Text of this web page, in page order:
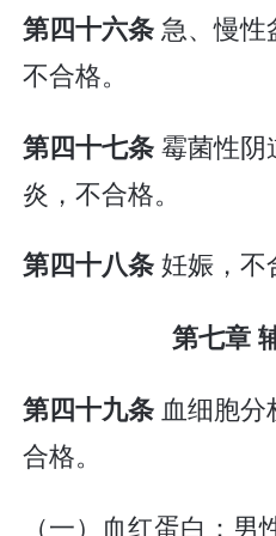
第四十六条急、慢性
不合格。
第四十七条霉菌性阴
炎，不合格。
第四十八条妊娠，不
第七章
第四十九条血细胞分
合格。
（一）血红蛋白：